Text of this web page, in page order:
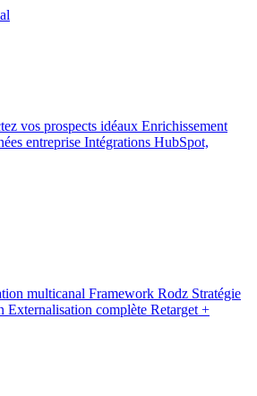
vos prospects idéaux Enrichissement
entreprise Intégrations HubSpot,
multicanal Framework Rodz Stratégie
Externalisation complète Retarget +